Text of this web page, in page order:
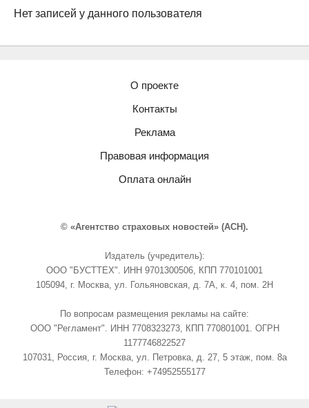
Нет записей у данного пользователя
О проекте
Контакты
Реклама
Правовая информация
Оплата онлайн
© «Агентство страховых новостей» (АСН).
Издатель (учредитель):
ООО "БУСТТЕХ". ИНН 9701300506, КПП 770101001
105094, г. Москва, ул. Гольяновская, д. 7А, к. 4, пом. 2Н
По вопросам размещения рекламы на сайте:
ООО "Регламент". ИНН 7708323273, КПП 770801001. ОГРН
1177746822527
107031, Россия, г. Москва, ул. Петровка, д. 27, 5 этаж, пом. 8а
Телефон: +74952555177